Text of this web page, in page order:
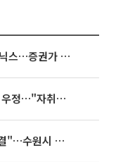
'불안과 기대 사이' 널뛰는 SK하이닉스…증권가 "HBM4·LTA 기반 펀터멘털 견고"
'나혼산' 류혜영, 고경표와 16년산 우정…"자취방서 부모님과 마주쳐"
이재준 시장 "정전, 시민안전과 직결"…수원시 비상대응체계 가동